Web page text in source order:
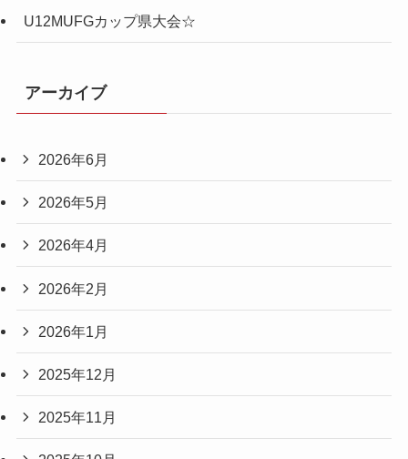
U12MUFGカップ県大会☆
アーカイブ
2026年6月
2026年5月
2026年4月
2026年2月
2026年1月
2025年12月
2025年11月